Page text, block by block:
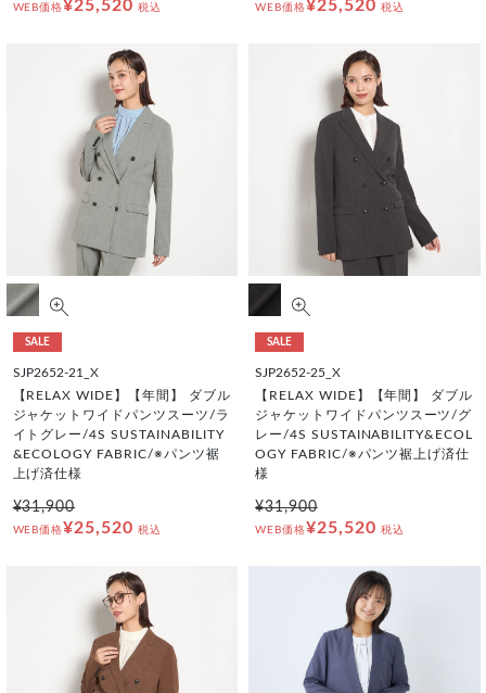
WEB価格¥25,520 税込 WEB価格¥25,520 税込
SALE
SJP2652-21_X
【RELAX WIDE】【年間】 ダブル
ジャケットワイドパンツスーツ/ラ
イトグレー/4S SUSTAINABILITY
&ECOLOGY FABRIC/※パンツ裾
上げ済仕様
¥31,900
WEB価格¥25,520 税込
SALE
SJP2652-25_X
【RELAX WIDE】【年間】 ダブル
ジャケットワイドパンツスーツ/グ
レー/4S SUSTAINABILITY&ECOL
OGY FABRIC/※パンツ裾上げ済仕
様
¥31,900
WEB価格¥25,520 税込